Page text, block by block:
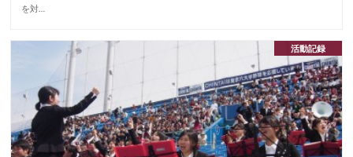
を対…
活動記録